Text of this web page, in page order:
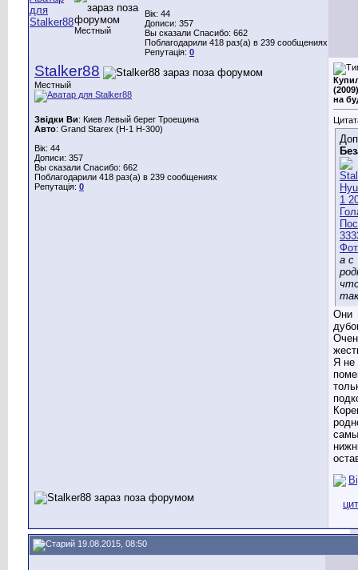
Местный
Вік: 44
Дописи: 357
Вы сказали Спасибо: 662
Поблагодарили 418 раз(а) в 239 сообщениях
Репутація: 0
Stalker88
Местный
Звідки Ви: Киев Левый берег Троещина
Авто: Grand Starex (H-1 H-300)
Вік: 44
Дописи: 357
Вы сказали Спасибо: 662
Поблагодарили 418 раз(а) в 239 сообщениях
Репутація: 0
на
а с
так
Они
Я не
19.08.2015, 08:50